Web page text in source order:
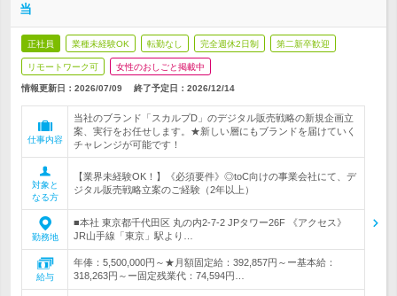
当
正社員 業種未経験OK 転勤なし 完全週休2日制 第二新卒歓迎
リモートワーク可 女性のおしごと掲載中
情報更新日：2026/07/09 終了予定日： 2026/12/14
仕事内容
当社のブランド「スカルプD」のデジタル販売戦略の新規企画立
案、実行をお任せします。★新しい層にもブランドを届けていく
チャレンジが可能です！
対象と
なる方
【業界未経験OK！】《必須要件》◎toC向けの事業会社にて、デ
ジタル販売戦略立案のご経験（2年以上）
勤務地
■本社 東京都千代田区 丸の内2-7-2 JPタワー26F 《アクセス》
JR山手線「東京」駅より…
給与
年俸：5,500,000円～★月額固定給：392,857円～ー基本給：
318,263円～ー固定残業代：74,594円…